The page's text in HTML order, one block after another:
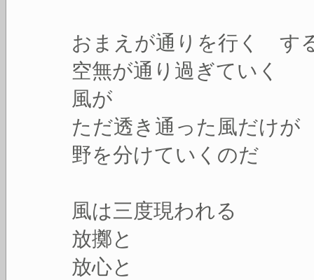
おまえが通りを行く す
空無が通り過ぎていく
風が
ただ透き通った風だけが
野を分けていくのだ
風は三度現われる
放擲と
放心と